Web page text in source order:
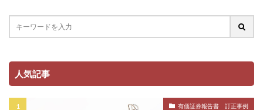
人気記事
有価証券報告書 訂正事例